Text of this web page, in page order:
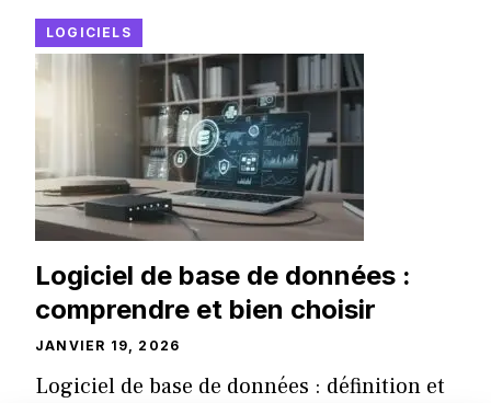
LOGICIELS
Logiciel de base de données :
comprendre et bien choisir
JANVIER 19, 2026
Logiciel de base de données : définition et